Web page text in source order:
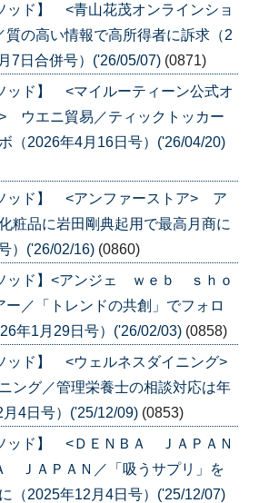
ッド】 <青山花茂オンラインショ
の高い情報で高所得者に訴求（2
7日合併号）('26/05/07) (0871)
ソッド】 <マイルーティーン公式オ
ウエニ貿易／ティックトッカー
（2026年4月16日号）('26/04/20)
ソッド】 <アンファーストア> ア
粧品に岩田剛典起用で最高月商に
）('26/02/16) (0860)
ソッド】<アンジェ ｗｅｂ ｓｈｏ
／「トレンドの共創」でフォロ
年1月29日号）('26/02/03) (0858)
ソッド】 <ウェルネスダイニング>
ング／管理栄養士の相談対応は年
4日号）('25/12/09) (0853)
ソッド】 <ＤＥＮＢＡ ＪＡＰＡＮ
ＪＡＰＡＮ／「吸うサプリ」を
（2025年12月4日号）('25/12/07)